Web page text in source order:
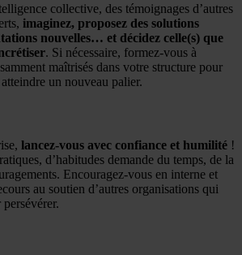
collective, des témoignages d’autres
imaginez, proposez des solutions
nouvelles… et décidez celle(s) que
. Si nécessaire, formez-vous à
maîtrisés dans votre structure pour
un nouveau palier.
lancez-vous avec confiance et humilité !
d’habitudes demande du temps, de la
Encouragez-vous en interne et
au soutien d’autres organisations qui